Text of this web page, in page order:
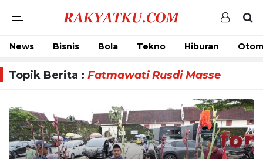
News Bisnis Bola Tekno Hiburan
Topik Berita : Fatmawati Rusdi Masse